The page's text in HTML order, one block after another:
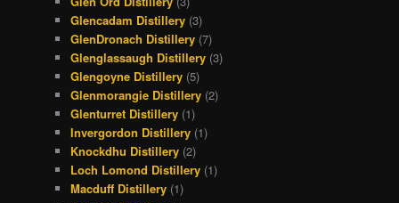
Glencadam Distillery (3)
GlenDronach Distillery (7)
Glenglassaugh Distillery (3)
Glengoyne Distillery (5)
Glenmorangie Distillery (2)
Glenturret Distillery (1)
Invergordon Distillery (1)
Knockdhu Distillery (2)
Loch Lomond Distillery (1)
Macduff Distillery (1)